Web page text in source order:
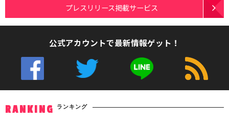
プレスリリース掲載サービス
公式アカウントで最新情報ゲット！
RANKING ランキング